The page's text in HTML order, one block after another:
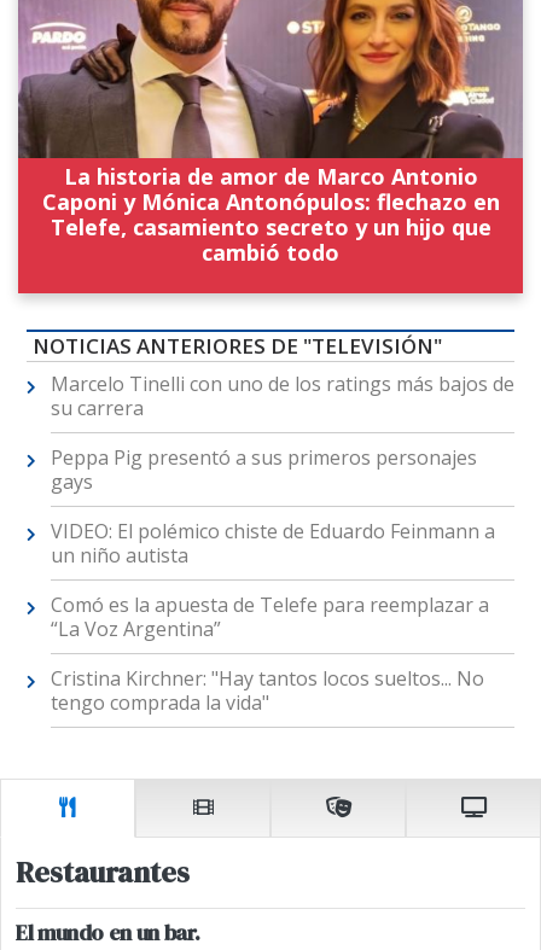
La historia de amor de Marco Antonio
Caponi y Mónica Antonópulos: flechazo en
Telefe, casamiento secreto y un hijo que
cambió todo
NOTICIAS ANTERIORES DE "TELEVISIÓN"
Marcelo Tinelli con uno de los ratings más bajos de
su carrera
Peppa Pig presentó a sus primeros personajes
gays
VIDEO: El polémico chiste de Eduardo Feinmann a
un niño autista
Comó es la apuesta de Telefe para reemplazar a
“La Voz Argentina”
Cristina Kirchner: "Hay tantos locos sueltos... No
tengo comprada la vida"
Restaurantes
El mundo en un bar.